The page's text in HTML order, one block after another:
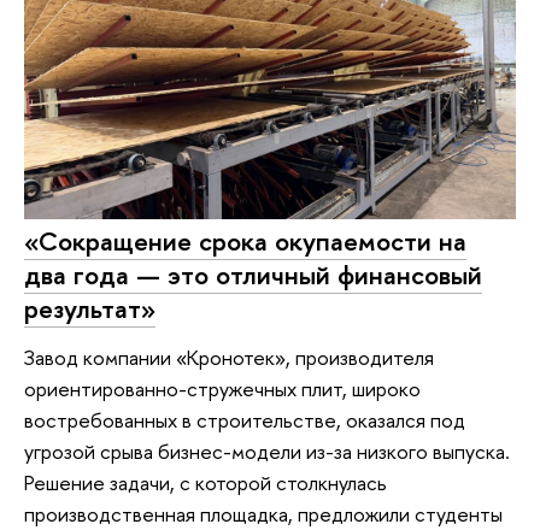
«Сокращение срока окупаемости на
два года — это отличный финансовый
результат»
Завод компании «Кронотек», производителя
ориентированно-стружечных плит, широко
востребованных в строительстве, оказался под
угрозой срыва бизнес-модели из-за низкого выпуска.
Решение задачи, с которой столкнулась
производственная площадка, предложили студенты